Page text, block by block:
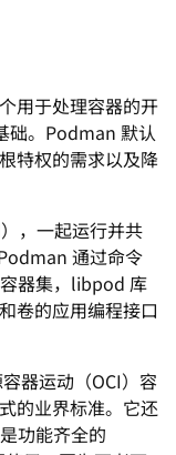
用于处理容器的开
础。Podman 默认
特权的需求以及降
，一起运行并共
通过命令
器集，libpod 库
卷的应用编程接口
器运动（OCI）容
的业界标准。它还
功能齐全的